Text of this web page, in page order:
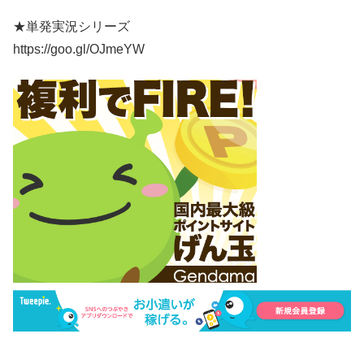
★単発実況シリーズ
https://goo.gl/OJmeYW